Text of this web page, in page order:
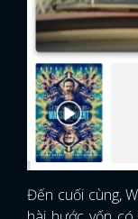
Đến cuối cùng,